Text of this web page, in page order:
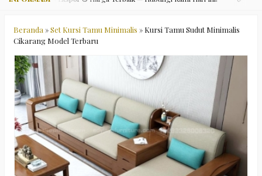
Beranda »Set Kursi Tamu Minimalis » Kursi Tamu Sudut Minimalis
Cikarang Model Terbaru